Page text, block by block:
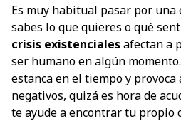
Es muy habitual pasar por una
sabes lo que quieres o qué
crisis existencialesafectan a
ser humano en algún
estanca en el tiempo y
negativos, quizá es hora de
te ayude a encontrar tu propio